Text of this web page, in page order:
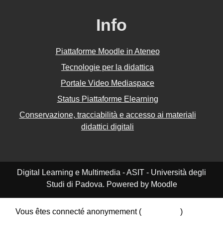
Info
Piattaforme Moodle in Ateneo
Tecnologie per la didattica
Portale Video Mediaspace
Status Piattaforme Elearning
Conservazione, tracciabilità e accesso ai materiali
didattici digitali
Digital Learning e Multimedia - ASIT - Università degli
Studi di Padova. Powered by Moodle
Vous êtes connecté anonymement (
)